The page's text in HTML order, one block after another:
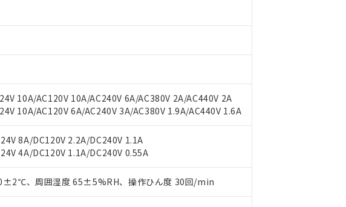
10A/AC120V 10A/AC240V 6A/AC380V 2A/AC440V 2A
10A/AC120V 6A/AC240V 3A/AC380V 1.9A/AC440V 1.6A
8A/DC120V 2.2A/DC240V 1.1A
4A/DC120V 1.1A/DC240V 0.55A
、周囲湿度 65±5%RH、操作ひん度 30回/min
および標準価格はお客様のお取引先、またはお客様担当のオムロン制御機器販売店・
ご相談ください。
機器販売店や当社販売拠点は「販売ネットワーク
」をご確認ください。
び標準価格結果を当社の事前の承諾なく第三者に漏洩または開示しないようお願いしま
能（部品リスト作成サービス）をご利用いただくには、I-Webメンバーズにご登録され
ブサイト上で当社にご登録された部品リストについて、当社および当社の共同利用者
・サービスに関するお客様との取引・商談に必要な範囲で利用することをご了承くだ
監視および制御機器に対する適用除外項目は除く。
状況などにより、予定月が前後することがあります。
ダウンロード
料含有率が中国RoHSの基準値以下であることを示します。
料含有率が中国RoHSの基準値を超えていることを示します。
値 (GB/T26572)：
銀) : 1000ppm、 Cd(カドミウム) : 100ppm、
、 PBBs(ポリ臭化ビフェニル類) : 1000ppm、 PBDEs(ポリ臭化ジフェニルエーテル類) : 1000ppm、
: 1000ppm、 DIBP(フタル酸ジイソブチル) : 1000ppm、 BBP(フタル酸ブチルベンジル) : 1000ppm、
チルヘキシル)) : 1000ppm
期限
10物質）のすべてが基準値以下であることを示します。
状況下において有害物質が外部に漏えいし、環境に深刻な影響を及ぼさない年数を意
貴社製品のうち、外国為替および外国貿易法に定める商品（以下｢規制貨物等」とい
を、核兵器、ミサイル、化学兵器、生物兵器またはその他武器並びにこれらの製造装
用いたしません。
製品を第三者に販売する場合は、上記1、2および3の内容を当該第三者に通知します。
売先および販売に係わる関係者が違法に輸出するおそれがある場合は、取り引きをい
上の在庫あり
は満たないが在庫あり
(最新の在庫状況については、お客様のお取引先、またはお客様担当のオムロン制御
店・当社販売員にご確認ください)
機種、また在庫状況の情報を公開していない機種